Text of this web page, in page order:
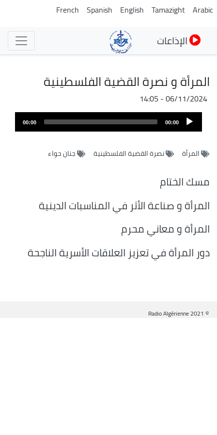
تجاوز
Arabic
Tamazight
English
Spanish
French
الإذاعات
المرأة و نصرة القضية الفلسطينية
06/11/2024 - 14:05
Audio
Player
00:00
00:00
المرأة نصرة القضية الفلسطينية جنان حواء
مسك الختام
المرأة و صناعة الأثر في المناسبات الدينية
المرأة و معاني محرم
دور المرأة في تعزيز العلاقات الأسرية الناجحة
© Radio Algérienne 2021